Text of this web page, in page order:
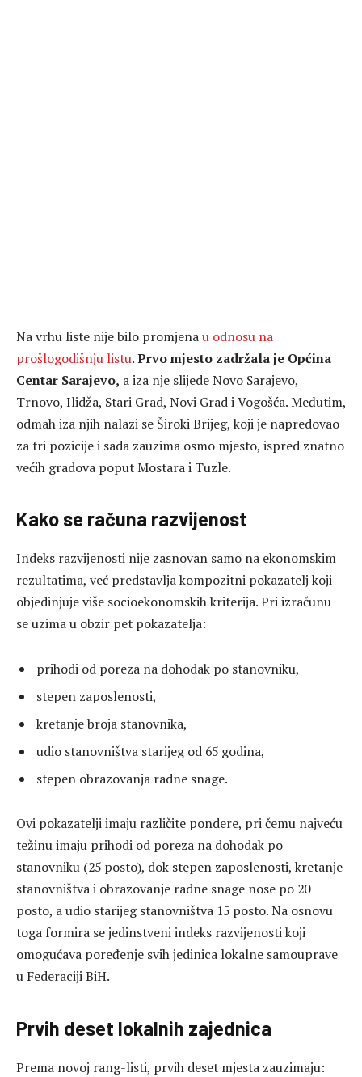
Na vrhu liste nije bilo promjenau odnosu na
prošlogodišnju listu.Prvo mjesto zadržala je Općina
Centar Sarajevo, a iza nje slijede Novo Sarajevo,
Trnovo, Ilidža, Stari Grad, Novi Grad i Vogošća. Međutim,
odmah iza njih nalazi se Široki Brijeg, koji je napredovao
za tri pozicije i sada zauzima osmo mjesto, ispred znatno
većih gradova poput Mostara i Tuzle.
Kako se računa razvijenost
Indeks razvijenosti nije zasnovan samo na ekonomskim
rezultatima, već predstavlja kompozitni pokazatelj koji
objedinjuje više socioekonomskih kriterija. Pri izračunu
se uzima u obzir pet pokazatelja:
prihodi od poreza na dohodak po stanovniku,
stepen zaposlenosti,
kretanje broja stanovnika,
udio stanovništva starijeg od 65 godina,
stepen obrazovanja radne snage.
Ovi pokazatelji imaju različite pondere, pri čemu najveću
težinu imaju prihodi od poreza na dohodak po
stanovniku (25 posto), dok stepen zaposlenosti, kretanje
stanovništva i obrazovanje radne snage nose po 20
posto, a udio starijeg stanovništva 15 posto. Na osnovu
toga formira se jedinstveni indeks razvijenosti koji
omogućava poređenje svih jedinica lokalne samouprave
u Federaciji BiH.
Prvih deset lokalnih zajednica
Prema novoj rang-listi, prvih deset mjesta zauzimaju: